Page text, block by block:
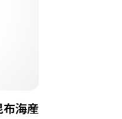
海産